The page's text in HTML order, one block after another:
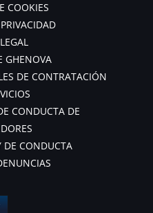
COOKIES
GHENOVA
DE CONTRATACIÓN
CONDUCTA DE
DE CONDUCTA